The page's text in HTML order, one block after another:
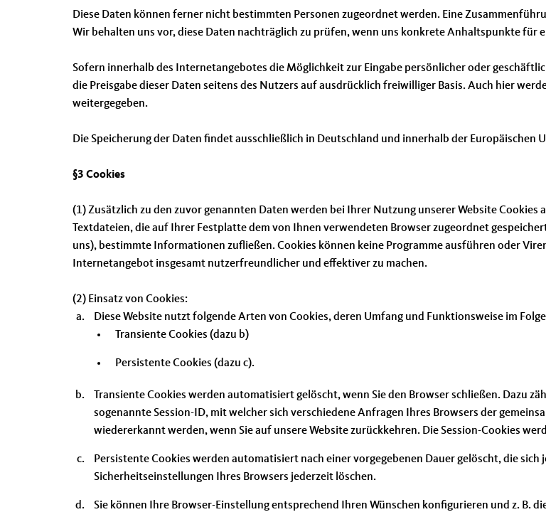
Diese Daten können ferner nicht bestimmten Personen zugeordnet werden. Eine
Wir behalten uns vor, diese Daten nachträglich zu prüfen, wenn uns konkrete Anhaltspunkte für
Sofern innerhalb des Internetangebotes die Möglichkeit zur Eingabe persönlicher oder
die Preisgabe dieser Daten seitens des Nutzers auf ausdrücklich freiwilliger Basis. Auch hier
weitergegeben.
Die Speicherung der Daten findet ausschließlich in Deutschland und innerhalb der Europäischen
§3 Cookies
(1) Zusätzlich zu den zuvor genannten Daten werden bei Ihrer Nutzung unserer Website Cookies
Textdateien, die auf Ihrer Festplatte dem von Ihnen verwendeten Browser zugeordnet
uns), bestimmte Informationen zufließen. Cookies können keine Programme ausführen oder
Internetangebot insgesamt nutzerfreundlicher und effektiver zu machen.
(2) Einsatz von Cookies:
Diese Website nutzt folgende Arten von Cookies, deren Umfang und Funktionsweise im
Transiente Cookies (dazu b)
Persistente Cookies (dazu c).
Transiente Cookies werden automatisiert gelöscht, wenn Sie den Browser schließen. Dazu
sogenannte Session-ID, mit welcher sich verschiedene Anfragen Ihres Browsers der
wiedererkannt werden, wenn Sie auf unsere Website zurückkehren. Die Session-Cookies
Persistente Cookies werden automatisiert nach einer vorgegebenen Dauer gelöscht, die
Sicherheitseinstellungen Ihres Browsers jederzeit löschen.
Sie können Ihre Browser-Einstellung entsprechend Ihren Wünschen konfigurieren und z. B.